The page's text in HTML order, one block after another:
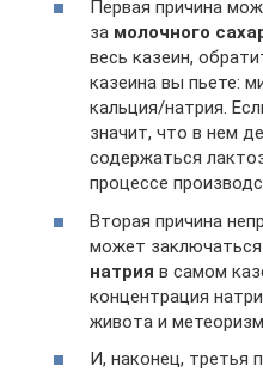
Первая причина
за молочного
весь казеин,
казеина вы пьете:
кальция/натрия.
значит, что в нем
содержаться
процессе
Вторая причина
может
натрия в самом
концентрация
живота и
И, наконец, третья